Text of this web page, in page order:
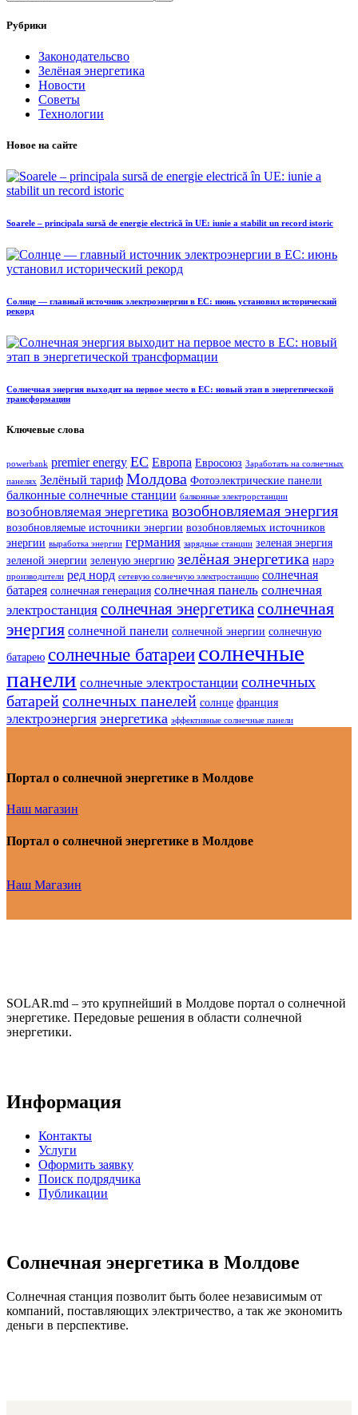
Рубрики
Законодательсво
Зелёная энергетика
Новости
Советы
Технологии
Новое на сайте
Soarele – principala sursă de energie electrică în UE: iunie a stabilit un record istoric
Солнце — главный источник электроэнергии в ЕС: июнь установил исторический
рекорд
Солнечная энергия выходит на первое место в ЕС: новый этап в энергетической
трансформации
Ключевые слова
powerbank premier energy ЕС Европа Евросоюз Заработать на солнечных
панелях Зелёный тариф Молдова Фотоэлектрические панели
балконные солнечные станции балконные электрорстанции
возобновляемая энергетика возобновляемая энергия
возобновляемые источники энергии возобновляемых источников
энергии выработка энергии германия зарядные станции зеленая энергия
зеленой энергии зеленую энергию зелёная энергетика нарэ
производители ред норд сетевую солнечную электростанцию солнечная
батарея солнечная генерация солнечная панель солнечная
электростанция солнечная энергетикасолнечная
энергия солнечной панели солнечной энергии солнечную
батарею солнечные батареисолнечные
панели солнечные электростанции солнечных
батарейсолнечных панелей солнце франция
электроэнергия энергетика эффективные солнечные панели
Портал о солнечной энергетике в Молдове
Наш магазин
Портал о солнечной энергетике в Молдове
Наш Магазин
SOLAR.md – это крупнейший в Молдове портал о солнечной
энергетике. Передовые решения в области солнечной
энергетики.
Информация
Контакты
Услуги
Оформить заявку
Поиск подрядчика
Публикации
Солнечная энергетика в Молдове
Солнечная станция позволит быть более независимым от
компаний, поставляющих электричество, а так же экономить
деньги в перспективе.